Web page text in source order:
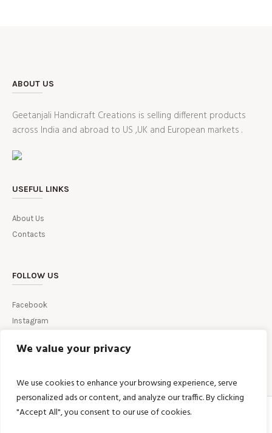
We value your privacy
We use cookies to enhance your browsing experience, serve
personalized ads or content, and analyze our traffic. By clicking
"Accept All", you consent to our use of cookies.
ABOUT US
Geetanjali Handicraft Creations is selling different products
across India and abroad to US ,UK and European markets .
USEFUL LINKS
About Us
Contacts
FOLLOW US
Facebook
Instagram
HOME TERMS AND CONDITIONS
RETURN & REFUND POLICY